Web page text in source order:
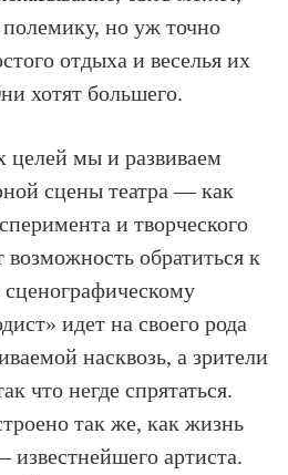
полемику, но уж точно
отдыха и веселья их
хотят большего.
целей мы и развиваем
сцены театра — как
и творческого
возможность обратиться к
идет на своего рода
насквозь, а зрители
что негде спрятаться.
так же, как жизнь
известнейшего артиста.